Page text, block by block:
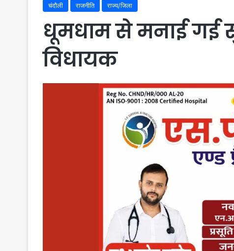
चंदौली राजनीति राज्य/जिला
धूमधाम से मनाई गई
विधायक